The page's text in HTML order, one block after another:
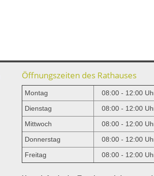
Öffnungszeiten des Rathauses
Montag 08:00 - 12:00
Dienstag
08:00 - 12:00
Mittwoch
08:00 - 12:00
Donnerstag
08:00 - 12:00
Freitag
08:00 - 12:00